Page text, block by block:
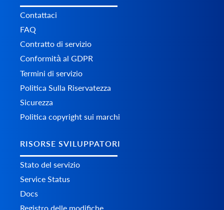
Contattaci
FAQ
Contratto di servizio
Conformità al GDPR
Termini di servizio
Politica Sulla Riservatezza
Sicurezza
Politica copyright sui marchi
RISORSE SVILUPPATORI
Stato del servizio
Service Status
Docs
Registro delle modifiche